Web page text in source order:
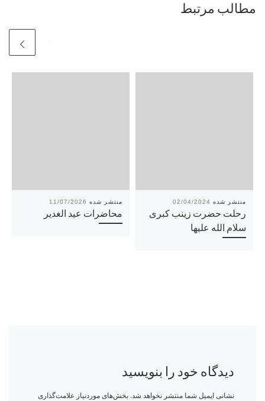
مطالب مرتبط
11/07/2026
محاضرات عيد الغدير
02/04/2024
رحلت حضرت زینب کبری
سلام الله علیها
دیدگاه خود را بنویسید
نشانی ایمیل شما منتشر نخواهد شد. بخش‌های موردنیاز علامت‌گذاری